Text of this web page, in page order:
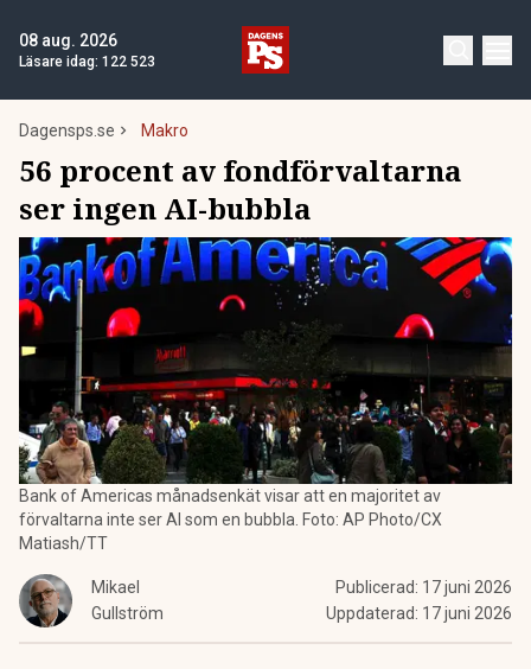
08 aug. 2026
Läsare idag: 122 523
Dagensps.se Makro
56 procent av fondförvaltarna
ser ingen AI-bubbla
Bank of Americas månadsenkät visar att en majoritet av
förvaltarna inte ser AI som en bubbla. Foto: AP Photo/CX
Matiash/TT
Mikael
Gullström
Publicerad: 17 juni 2026
Uppdaterad: 17 juni 2026